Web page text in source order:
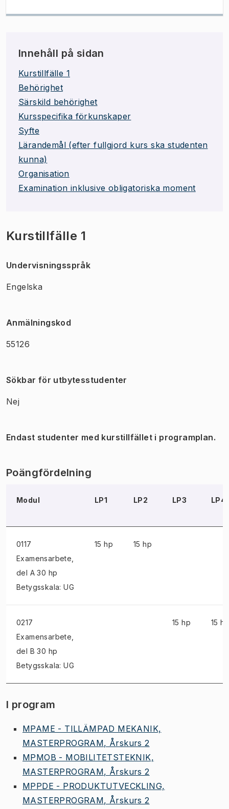
Innehåll på sidan
Kurstillfälle 1
Behörighet
Särskild behörighet
Kursspecifika förkunskaper
Syfte
Lärandemål (efter fullgjord kurs ska studenten
kunna)
Organisation
Examination inklusive obligatoriska moment
Kurstillfälle 1
Undervisningsspråk
Engelska
Anmälningskod
55126
Sökbar för utbytesstudenter
Nej
Endast studenter med kurstillfället i programplan.
Poängfördelning
Modul LP1 LP2 LP3 LP4
0117
Examensarbete
del A 30 hp
Betygsskala: UG
15 hp 15 hp
0217
Examensarbete
del B 30 hp
Betygsskala: UG
15 hp 15 hp
I program
MPAME - TILLÄMPAD MEKANIK,
MASTERPROGRAM, Årskurs 2
MPMOB - MOBILITETSTEKNIK,
MASTERPROGRAM, Årskurs 2
MPPDE - PRODUKTUTVECKLING,
MASTERPROGRAM, Årskurs 2